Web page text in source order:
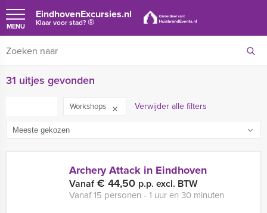
EindhovenExcursies.nl
Klaar voor stad?®
MENU
31 uitjes gevonden
Workshops Verwijder alle filters
Archery Attack in Eindhoven
Vanaf€ 44,50 p.p. excl. BTW
Vanaf 15 personen ‐ 1 uur en 30 minuten